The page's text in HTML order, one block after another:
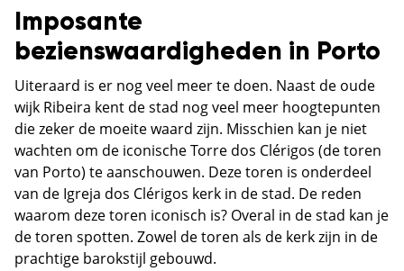
Imposante
bezienswaardigheden in Porto
Uiteraard is er nog veel meer te doen. Naast de oude
wijk Ribeira kent de stad nog veel meer hoogtepunten
die zeker de moeite waard zijn. Misschien kan je niet
wachten om de iconische Torre dos Clérigos (de toren
van Porto) te aanschouwen. Deze toren is onderdeel
van de Igreja dos Clérigos kerk in de stad. De reden
waarom deze toren iconisch is? Overal in de stad kan je
de toren spotten. Zowel de toren als de kerk zijn in de
prachtige barokstijl gebouwd.